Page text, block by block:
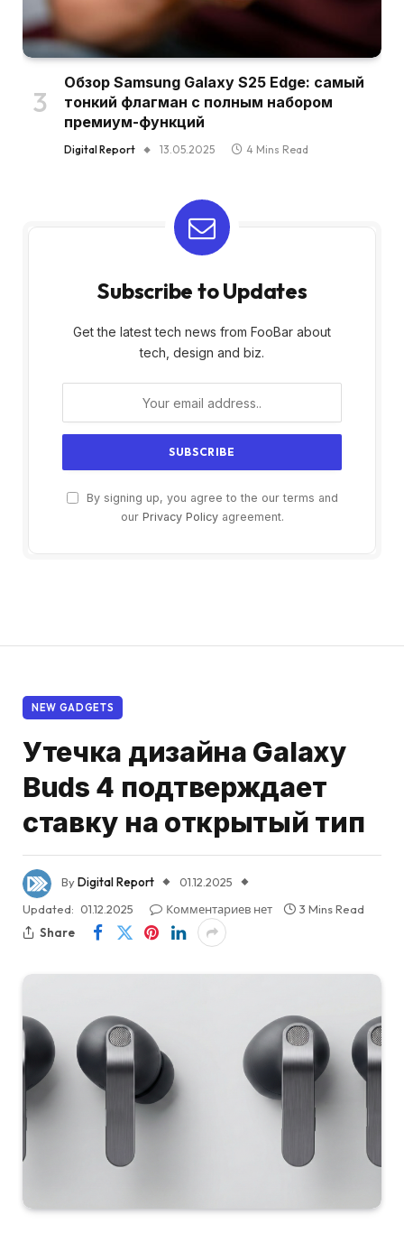
Обзор Samsung Galaxy S25 Edge: самый
тонкий флагман с полным набором
премиум-функций
Digital Report 13.05.2025 4 Mins Read
Subscribe to Updates
Get the latest tech news from FooBar about
tech, design and biz.
By signing up, you agree to the our terms and
our Privacy Policyagreement.
NEW GADGETS
Утечка дизайна Galaxy
Buds 4 подтверждает
ставку на открытый тип
ByDigital Report
01.12.2025
Updated: 01.12.2025 Комментариев нет
3 Mins Read
Share